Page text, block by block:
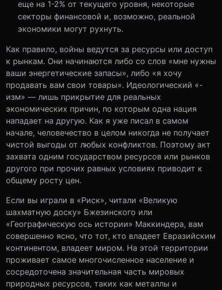
еще на 1-2% от текущего уровня, некоторые
секторы финансовой и, возможно, реальной
экономики могут рухнуть.
Как правило, войны ведутся за ресурсы или доступ
к рынкам. Они начинаются либо со слов «мне нужны
ваши энергетические запасы», либо «я хочу
продавать вам свои товары». Идеологический «-
изм» — лишь прикрытие для реальных
экономических причин, по которым одна нация
нападает на другую. Как я уже писал в самом
начале, человечество в целом никогда не получает
чистой выгоды от любых конфликтов. Поэтому акт
захвата одним государством ресурсов или рынков
другого при прочих равных условиях приводит к
общему росту цен.
Если вы играли в «Риск», читали «Великую
шахматную доску» Бжезинского или
«Географическую ось истории» Маккиндера, вам
совершенно ясно, что тот, кто владеет Евразийским
континентом, владеет миром. На этой территории
проживает самое многочисленное население и
сосредоточена значительная часть мировых
природных ресурсов, таких как металлы и